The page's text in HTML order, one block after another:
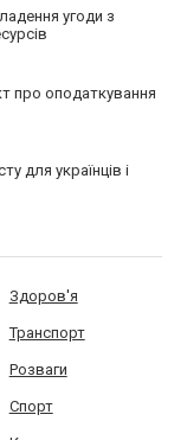
угоди з
про оподаткування
для українців і
Здоров'я
Транспорт
Розваги
Спорт